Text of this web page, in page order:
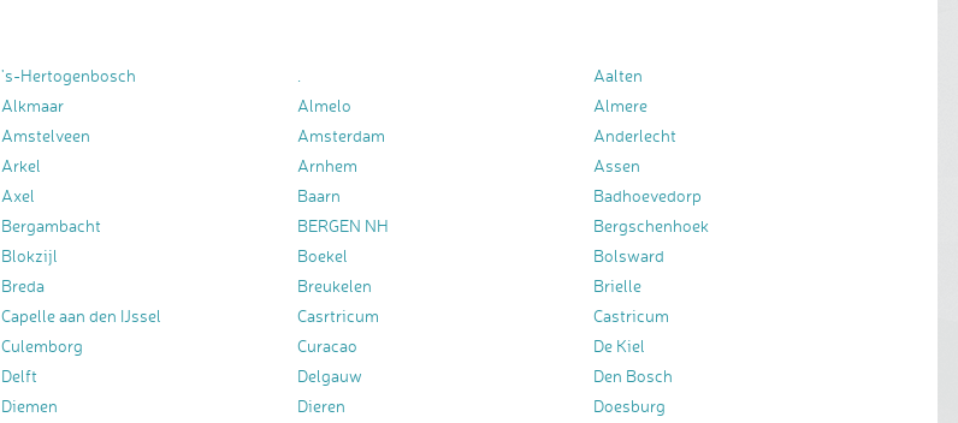
's-Hertogenbosch
Aalten
Alkmaar Almelo
Almere
Amstelveen Amsterdam
Anderlecht
Arkel Arnhem
Assen
Axel Baarn
Badhoevedorp
Bergambacht BERGEN NH
Bergschenhoek
Blokzijl Boekel
Bolsward
Breda Breukelen
Brielle
Capelle aan den IJssel Casrtricum
Castricum
Culemborg Curacao
De Kiel
Delft Delgauw
Den Bosch
Diemen Dieren
Doesburg